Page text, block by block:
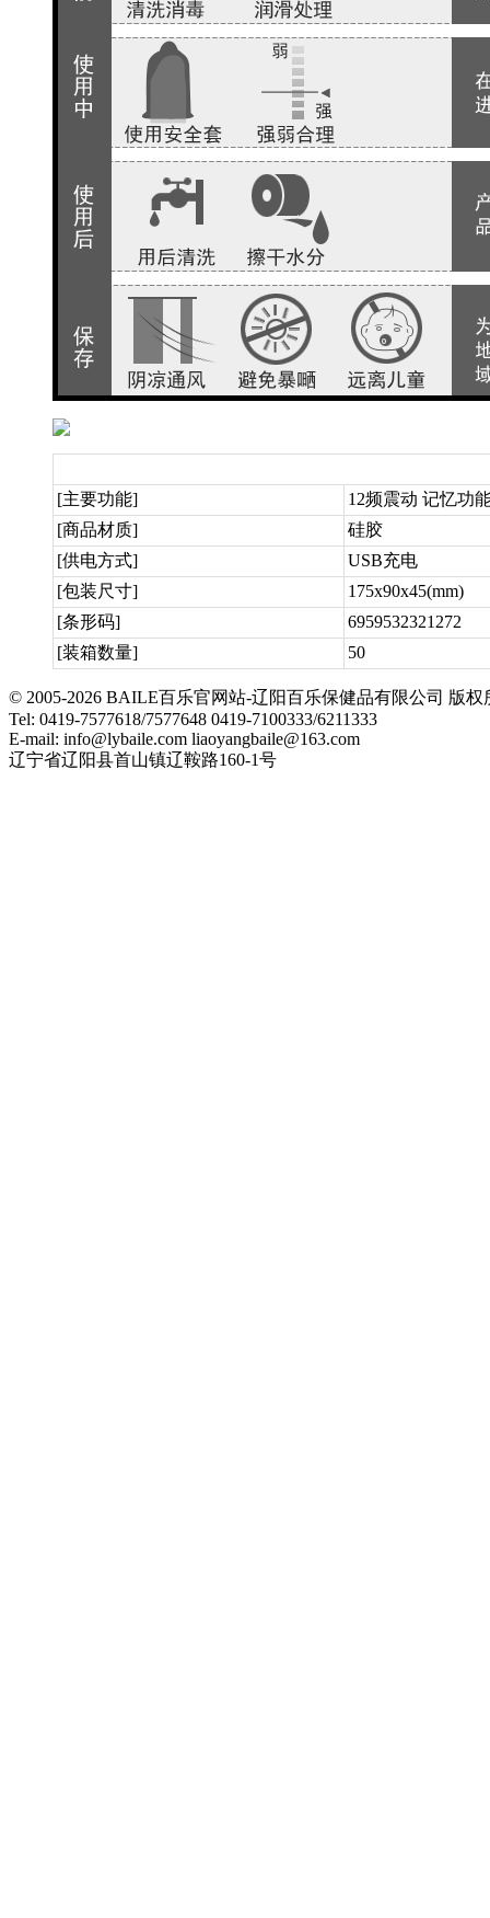
[主要功能]
12频震动 记忆功
[商品材质]
硅胶
[供电方式]
USB充电
[包装尺寸]
175x90x45(mm)
[条形码]
6959532321272
[装箱数量]
50
© 2005-2026 BAILE百乐官网站-辽阳百乐保健品有限公司 版
Tel: 0419-7577618/7577648 0419-7100333/6211333
E-mail: info@lybaile.com liaoyangbaile@163.com
辽宁省辽阳县首山镇辽鞍路160-1号